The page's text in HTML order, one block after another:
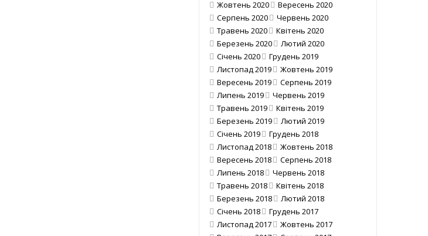
Жовтень 2020
Вересень 2020
Серпень 2020
Червень 2020
Травень 2020
Квітень 2020
Березень 2020
Лютий 2020
Січень 2020
Грудень 2019
Листопад 2019
Жовтень 2019
Вересень 2019
Серпень 2019
Липень 2019
Червень 2019
Травень 2019
Квітень 2019
Березень 2019
Лютий 2019
Січень 2019
Грудень 2018
Листопад 2018
Жовтень 2018
Вересень 2018
Серпень 2018
Липень 2018
Червень 2018
Травень 2018
Квітень 2018
Березень 2018
Лютий 2018
Січень 2018
Грудень 2017
Листопад 2017
Жовтень 2017